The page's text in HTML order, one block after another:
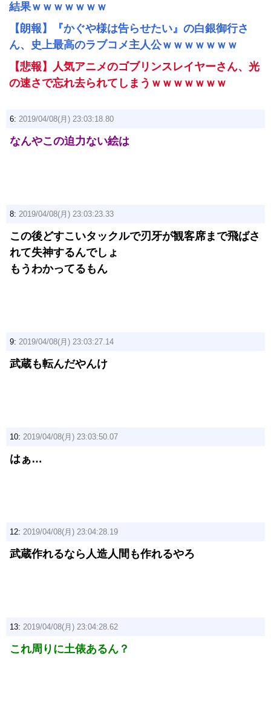
結果ｗｗｗｗｗｗｗ
【朗報】『かぐや様は告らせたい』の白銀御行さ
ん、史上最高のラブコメ主人公ｗｗｗｗｗｗｗ
【悲報】人気アニメのゴブリンスレイヤーさん、光
の速さで忘れ去られてしまうｗｗｗｗｗｗｗ
6: 2019/04/08(月) 23:03:18.80
なんやこの迫力ない絵は
8: 2019/04/08(月) 23:03:23.33
この後どすこいタックルで刃牙が観客席まで飛ばさ
れて失神するんでしょ
もうわかってるもん
9: 2019/04/08(月) 23:03:27.14
武蔵も転んだやんけ
10: 2019/04/08(月) 23:03:50.07
はぁ…
12: 2019/04/08(月) 23:04:28.19
武蔵作れるなら人造人間も作れるやろ
13: 2019/04/08(月) 23:04:28.62
これ周りに土俵あるん？